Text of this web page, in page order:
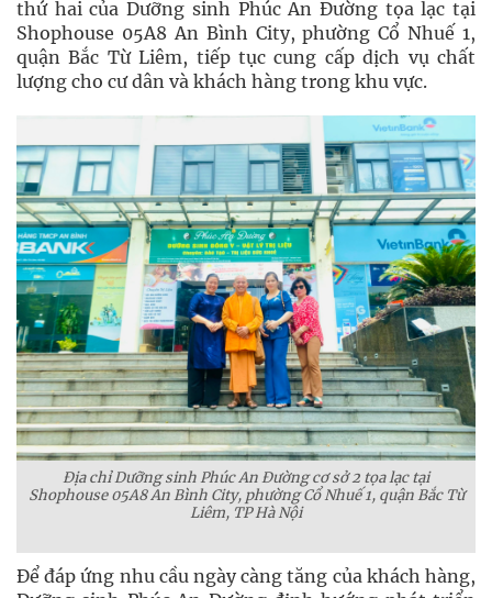
thứ hai của Dưỡng sinh Phúc An Đường tọa lạc tại
Shophouse 05A8 An Bình City, phường Cổ Nhuế 1,
quận Bắc Từ Liêm, tiếp tục cung cấp dịch vụ chất
lượng cho cư dân và khách hàng trong khu vực.
Địa chỉ Dưỡng sinh Phúc An Đường cơ sở 2 tọa lạc tại
Shophouse 05A8 An Bình City, phường Cổ Nhuế 1, quận Bắc Từ
Liêm, TP Hà Nội
Để đáp ứng nhu cầu ngày càng tăng của khách hàng,